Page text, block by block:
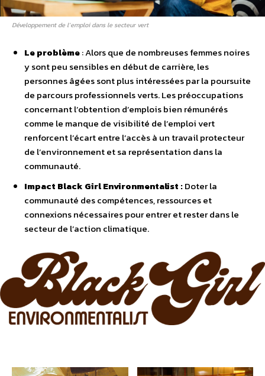
Développement de l’emploi dans le secteur vert
Le problème: Alors que de nombreuses femmes noires
y sont peu sensibles en début de carrière, les
personnes âgées sont plus intéressées par la poursuite
de parcours professionnels verts. Les préoccupations
concernant l’obtention d’emplois bien rémunérés
comme le manque de visibilité de l’emploi vert
renforcent l’écart entre l’accès à un travail protecteur
de l’environnement et sa représentation dans la
communauté.
Impact Black Girl Environmentalist :Doter la
communauté des compétences, ressources et
connexions nécessaires pour entrer et rester dans le
secteur de l’action climatique.